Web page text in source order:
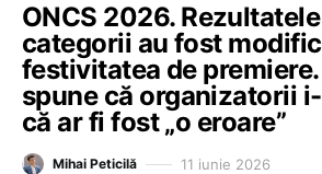
ONCS 2026.
categorii au fost
festivitatea de
spune că organizatorii
că ar fi fost „o eroare”
Mihai Peticilă 11 iunie 2026